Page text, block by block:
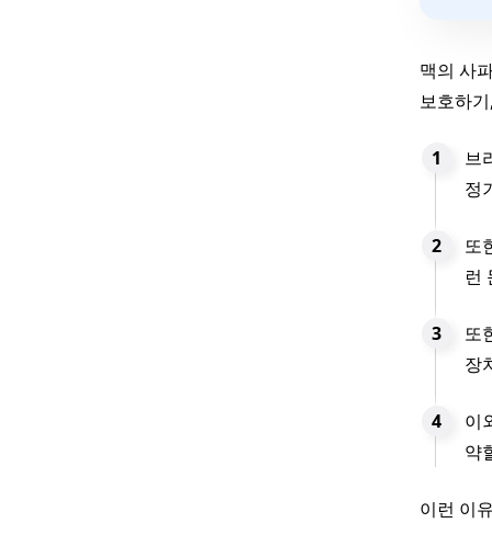
맥의 사
보호하
브
정
또
런
또
장
이
약
이런 이